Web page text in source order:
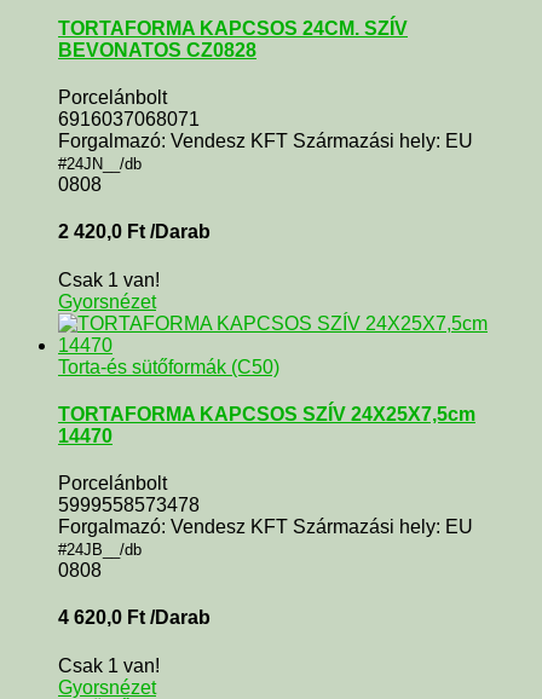
TORTAFORMA KAPCSOS 24CM. SZÍV
BEVONATOS CZ0828
Porcelánbolt
6916037068071
Forgalmazó: Vendesz KFT Származási hely: EU
#24JN__/db
0808
2 420,0 Ft /Darab
Csak 1 van!
Gyorsnézet
Torta-és sütőformák (C50)
TORTAFORMA KAPCSOS SZÍV 24X25X7,5cm
14470
Porcelánbolt
5999558573478
Forgalmazó: Vendesz KFT Származási hely: EU
#24JB__/db
0808
4 620,0 Ft /Darab
Csak 1 van!
Gyorsnézet